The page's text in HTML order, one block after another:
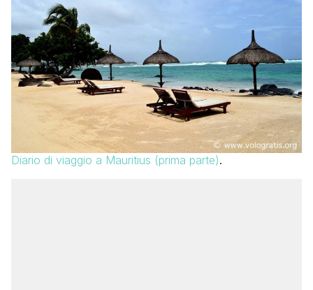
Diario di viaggio a Mauritius (prima parte).